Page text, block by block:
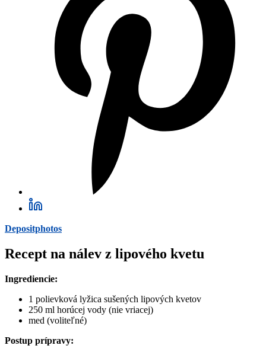
Depositphotos
Recept na nálev z lipového kvetu
Ingrediencie:
1 polievková lyžica sušených lipových kvetov
250 ml horúcej vody (nie vriacej)
med (voliteľné)
Postup prípravy: